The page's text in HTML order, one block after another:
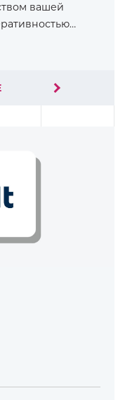
вашей